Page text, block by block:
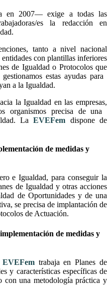
en 2007— exige a todas las
es la redacción en
tanto a nivel nacional
con plantillas inferiores
de Igualdad o Protocolos que
gestionamos estas ayudas para ​
a la Igualdad.
la Igualdad en las empresas,
organismos precisa de una
LaEVEF​em dispone de
de medidas y
e Igualdad, para conseguir la
de Igualdad y otras ​acciones
de Oportunidades y de una
se precisa de implantación de
de Actuación.
de medidas y
EVEF​em ​trabaja en ​Planes de
y características específicas de
con una metodología práctica y